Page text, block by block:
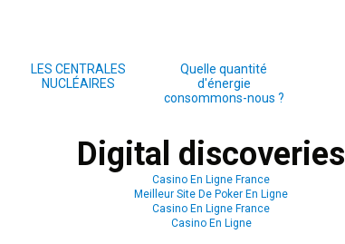
LES CENTRALES
NUCLÉAIRES
Quelle quantité
d'énergie
consommons-nous ?
Digital discoveries
Casino En Ligne France
Meilleur Site De Poker En Ligne
Casino En Ligne France
Casino En Ligne